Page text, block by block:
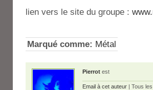
lien vers le site du groupe :
Marqué comme: Métal
Pierrot est
Email à cet auteur | Tous